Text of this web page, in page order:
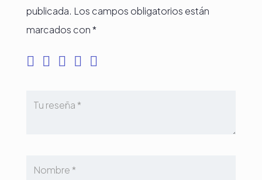
publicada. Los campos obligatorios están
marcados con*